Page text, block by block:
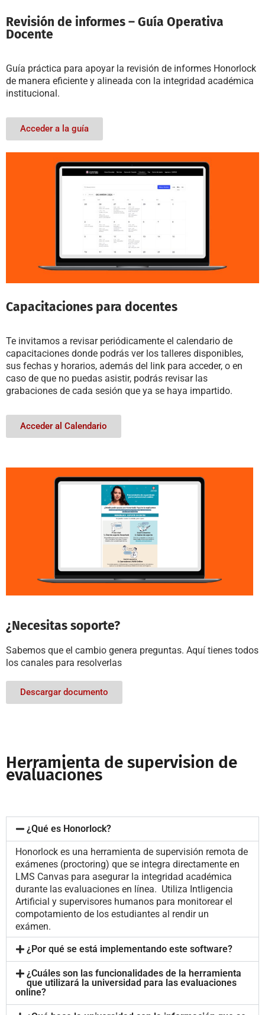
Revisión de informes – Guía Operativa
Docente
Guía práctica para apoyar la revisión de informes Honorlock
de manera eficiente y alineada con la integridad académica
institucional.
Acceder a la guía
Capacitaciones para docentes
Te invitamos a revisar periódicamente el calendario de
capacitaciones donde podrás ver los talleres disponibles,
sus fechas y horarios, además del link para acceder, o en
caso de que no puedas asistir, podrás revisar las
grabaciones de cada sesión que ya se haya impartido.
Acceder al Calendario
¿Necesitas soporte?
Sabemos que el cambio genera preguntas. Aquí tienes todos
los canales para resolverlas
Descargar documento
Herramienta de supervision de
evaluaciones
¿Qué es Honorlock?
Honorlock es una herramienta de supervisión remota de
exámenes (proctoring) que se integra directamente en
LMS Canvas para asegurar la integridad académica
durante las evaluaciones en línea. Utiliza Intligencia
Artificial y supervisores humanos para monitorear el
compotamiento de los estudiantes al rendir un
exámen.
¿Por qué se está implementando este software?
¿Cuáles son las funcionalidades de la herramienta
que utilizará la universidad para las evaluaciones
online?